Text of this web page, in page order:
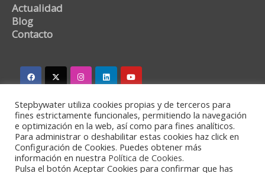
Actualidad
Blog
Contacto
stepbywater@stepbywater.com
+34 682366973
Stepbywater utiliza cookies propias y de terceros para
fines estrictamente funcionales, permitiendo la navegación
e optimización en la web, así como para fines analíticos.
Para administrar o deshabilitar estas cookies haz click en
Configuración de Cookies. Puedes obtener más
información en nuestra Política de Cookies.
Pulsa el botón Aceptar Cookies para confirmar que has